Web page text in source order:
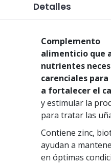
Detalles
Complemento
alimenticio que
nutrientes
carenciales
a fortalecer el
y estimular la
para tratar las
Contiene zinc,
ayudan a
en óptimas